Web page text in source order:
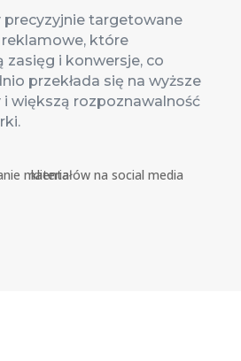
precyzyjnie targetowane
które
zasięg i konwersje, co
przekłada się na wyższe
i większą rozpoznawalność